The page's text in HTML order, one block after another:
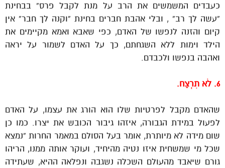
כעבדים המשמשים את הרב על מנת לקבל פרס” בבחינת
“עשה לך רב” , ובלי אהבת חברים בחינת “וקנה לך חבר” אין
קיום והזנה לנפשו של האדם, כפי שאבא ואמא מקיימים את
הילד וימות ללא השגחתם, כך על האדם לשמור על יראה
ואהבה בנפשו ולכבדם.
6. לֹא תִרְצַח.
שהאדם מקבל לפרטיות שלו הוא הורג את עצמו, על האדם
לפעול במידת הגבורה, איזהו גיבור הכובש את יצרו. כמו כן
שום מידה לא מיותרת, אומר בעל הסולם במאמר החרות “נמצא
שכל מי שמשחית איזו נטיה מהיחיד, ועוקר אותה ממנו, הריהו
גורם שיאבד מהעולם השכלה נשגבה ונפלאה ההיא, שעתידה